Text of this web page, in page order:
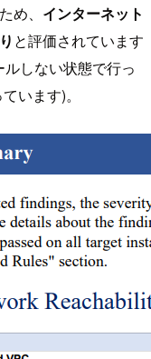
め、 インターネット
と評価されています
しない状態で行っ
います)。